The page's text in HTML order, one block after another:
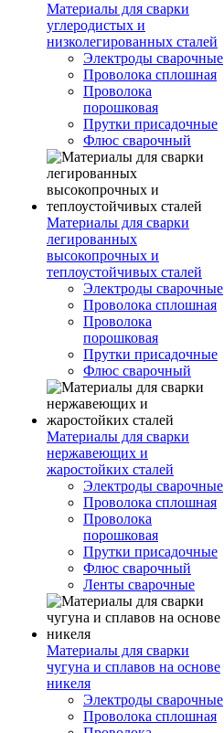
Материалы для сварки
углеродистых и
низколегированных сталей
Электроды сварочные
Проволока сплошная
Проволока
порошковая
Прутки присадочные
Флюс сварочный
Материалы для сварки
легированных
высокопрочных и
теплоустойчивых сталей
Электроды сварочные
Проволока сплошная
Проволока
порошковая
Прутки присадочные
Флюс сварочный
Материалы для сварки
нержавеющих и
жаростойких сталей
Электроды сварочные
Проволока сплошная
Проволока
порошковая
Прутки присадочные
Флюс сварочный
Ленты сварочные
Материалы для сварки
чугуна и сплавов на основе
никеля
Электроды сварочные
Проволока сплошная